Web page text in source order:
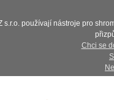
s.r.o. používají nástroje pro
Chci se